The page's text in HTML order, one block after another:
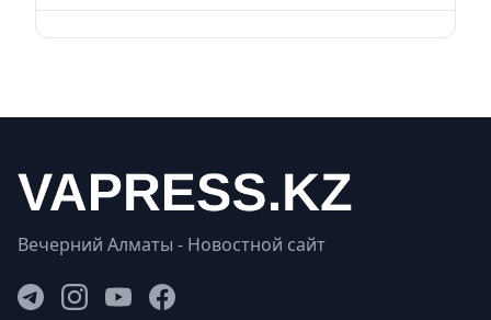
Вечерний Алматы - Новостной сайт